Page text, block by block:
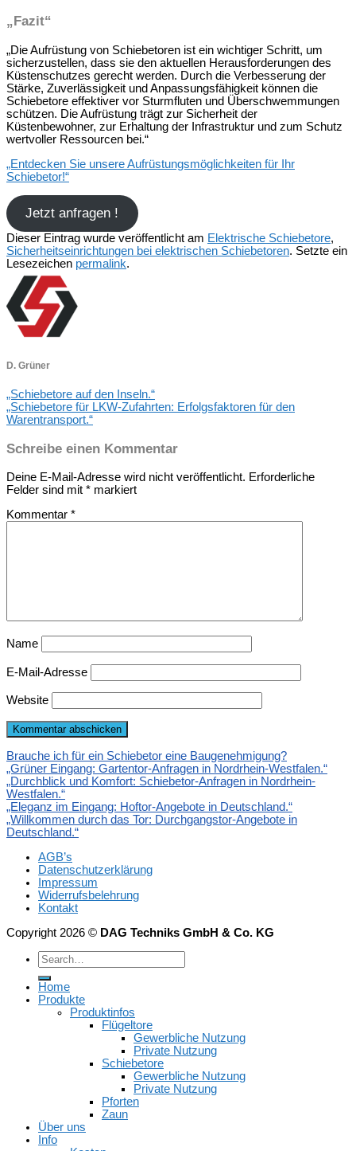
„Fazit“
„Die Aufrüstung von Schiebetoren ist ein wichtiger Schritt, um
sicherzustellen, dass sie den aktuellen Herausforderungen des
Küstenschutzes gerecht werden. Durch die Verbesserung der
Stärke, Zuverlässigkeit und Anpassungsfähigkeit können die
Schiebetore effektiver vor Sturmfluten und Überschwemmungen
schützen. Die Aufrüstung trägt zur Sicherheit der
Küstenbewohner, zur Erhaltung der Infrastruktur und zum Schutz
wertvoller Ressourcen bei.“
„Entdecken Sie unsere Aufrüstungsmöglichkeiten für Ihr
Schiebetor!“
Jetzt anfragen !
Dieser Eintrag wurde veröffentlicht am Elektrische Schiebetore,
Sicherheitseinrichtungen bei elektrischen Schiebetoren. Setzte ein
Lesezeichen permalink.
D. Grüner
„Schiebetore auf den Inseln.“
„Schiebetore für LKW-Zufahrten: Erfolgsfaktoren für den
Warentransport.“
Schreibe einen Kommentar
Deine E-Mail-Adresse wird nicht veröffentlicht. Erforderliche
Felder sind mit * markiert
Kommentar *
Name
E-Mail-Adresse
Website
Brauche ich für ein Schiebetor eine Baugenehmigung?
„Grüner Eingang: Gartentor-Anfragen in Nordrhein-Westfalen.“
„Durchblick und Komfort: Schiebetor-Anfragen in Nordrhein-
Westfalen.“
„Eleganz im Eingang: Hoftor-Angebote in Deutschland.“
„Willkommen durch das Tor: Durchgangstor-Angebote in
Deutschland.“
AGB’s
Datenschutzerklärung
Impressum
Widerrufsbelehrung
Kontakt
Copyright 2026 © DAG Techniks GmbH & Co. KG
Home
Produkte
Produktinfos
Flügeltore
Gewerbliche Nutzung
Private Nutzung
Schiebetore
Gewerbliche Nutzung
Private Nutzung
Pforten
Zaun
Über uns
Info